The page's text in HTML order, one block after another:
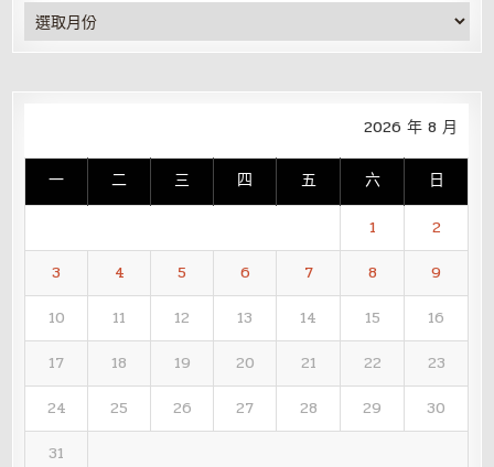
彙
整
2026 年 8 月
一 二 三 四 五 六 日
1
2
3
4 5 6 7 8
9
10
11 12 13 14 15
16
17
18 19 20 21 22
23
24
25 26 27 28 29
30
31